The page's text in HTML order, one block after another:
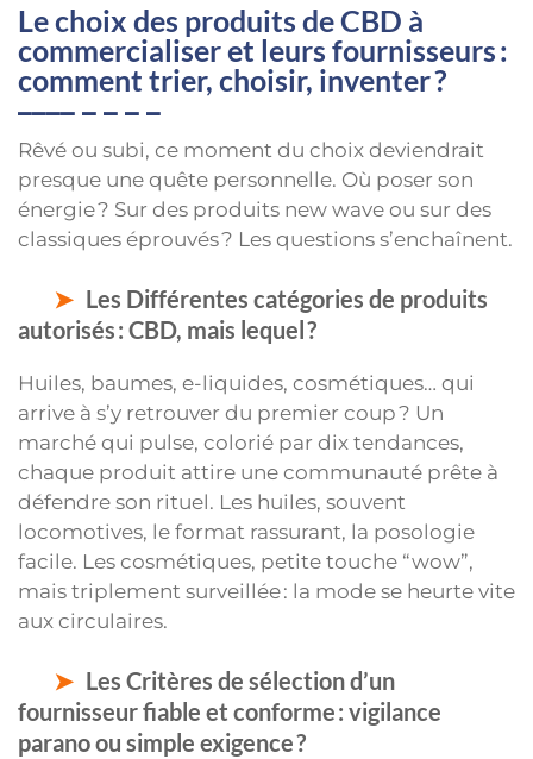
Le choix des produits de CBD à
commercialiser et leurs fournisseurs :
comment trier, choisir, inventer ?
Rêvé ou subi, ce moment du choix deviendrait
presque une quête personnelle. Où poser son
énergie ? Sur des produits new wave ou sur des
classiques éprouvés ? Les questions s’enchaînent.
Les Différentes catégories de produits
autorisés : CBD, mais lequel ?
Huiles, baumes, e-liquides, cosmétiques… qui
arrive à s’y retrouver du premier coup ? Un
marché qui pulse, colorié par dix tendances,
chaque produit attire une communauté prête à
défendre son rituel. Les huiles, souvent
locomotives, le format rassurant, la posologie
facile. Les cosmétiques, petite touche “wow”,
mais triplement surveillée : la mode se heurte vite
aux circulaires.
Les Critères de sélection d’un
fournisseur fiable et conforme : vigilance
parano ou simple exigence ?